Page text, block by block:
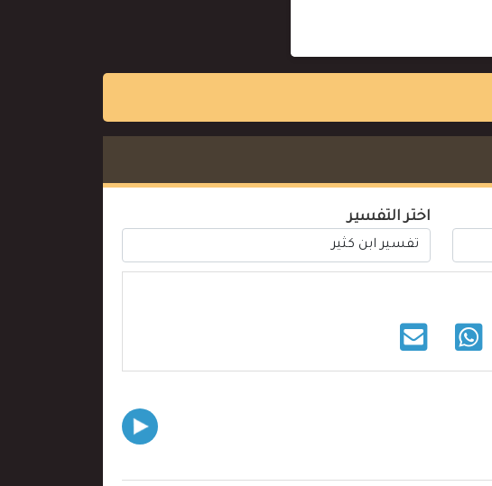
اختر التفسير